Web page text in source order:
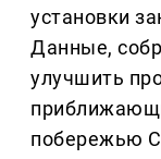
установки
Данные,
улучшить
побережью